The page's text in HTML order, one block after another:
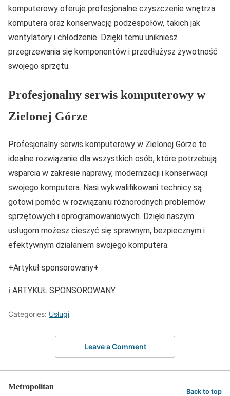
komputerowy oferuje profesjonalne czyszczenie wnętrza
komputera oraz konserwację podzespołów, takich jak
wentylatory i chłodzenie. Dzięki temu unikniesz
przegrzewania się komponentów i przedłużysz żywotność
swojego sprzętu.
Profesjonalny serwis komputerowy w
Zielonej Górze
Profesjonalny serwis komputerowy w Zielonej Górze to
idealne rozwiązanie dla wszystkich osób, które potrzebują
wsparcia w zakresie naprawy, modernizacji i konserwacji
swojego komputera. Nasi wykwalifikowani technicy są
gotowi pomóc w rozwiązaniu różnorodnych problemów
sprzętowych i oprogramowaniowych. Dzięki naszym
usługom możesz cieszyć się sprawnym, bezpiecznym i
efektywnym działaniem swojego komputera.
+Artykuł sponsorowany+
ℹ️ ARTYKUŁ SPONSOROWANY
Categories: Usługi
Leave a Comment
Metropolitan
Back to top